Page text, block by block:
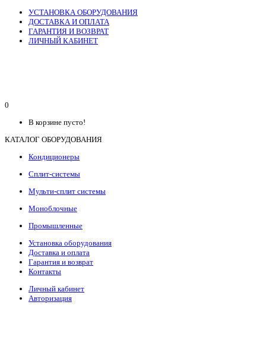
УСТАНОВКА ОБОРУДОВАНИЯ
ДОСТАВКА И ОПЛАТА
ГАРАНТИЯ И ВОЗВРАТ
ЛИЧНЫЙ КАБИНЕТ
0
В корзине пусто!
КАТАЛОГ ОБОРУДОВАНИЯ
Кондиционеры
Сплит-системы
Мульти-сплит системы
Моноблочные
Промышленные
Установка оборудования
Доставка и оплата
Гарантия и возврат
Контакты
Личный кабинет
Авторизация